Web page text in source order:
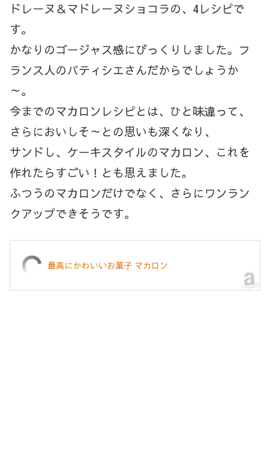
ドレーヌ＆マドレーヌショコラの、4レシピで
す。
かなりのゴージャス感にびっくりしました。フ
ランス人のパティシエさんだからでしょうか
～。
今までのマカロンレシピとは、ひと味違って、
さらにおいしそ～との思いも深くなり、
サンドし、ケーキスタイルのマカロン、これを
作れたらすごい！とも思えました。
ふつうのマカロンだけでなく、さらにワンラン
クアップできそうです。
最高にかわいいお菓子 マカロン